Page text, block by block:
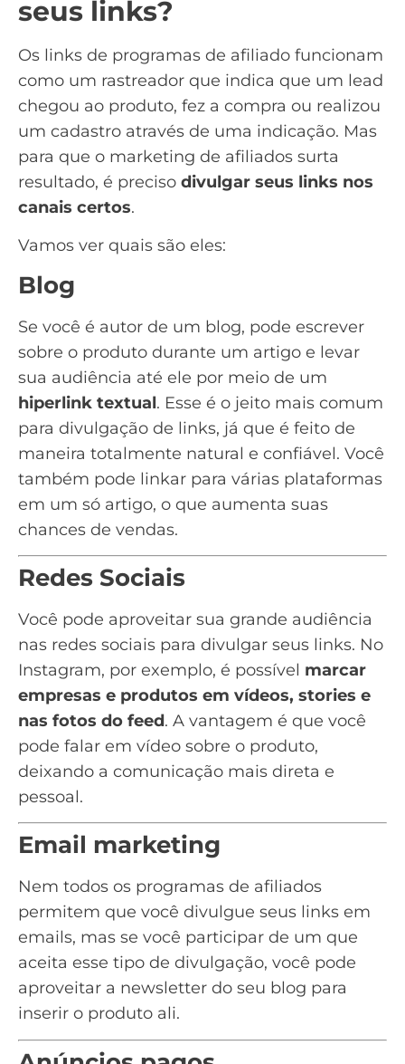
seus links?
Os links de programas de afiliado funcionam
como um rastreador que indica que um lead
chegou ao produto, fez a compra ou realizou
um cadastro através de uma indicação. Mas
para que o marketing de afiliados surta
resultado, é preciso divulgar seus links nos
canais certos.
Vamos ver quais são eles:
Blog
Se você é autor de um blog, pode escrever
sobre o produto durante um artigo e levar
sua audiência até ele por meio de um
hiperlink textual. Esse é o jeito mais comum
para divulgação de links, já que é feito de
maneira totalmente natural e confiável. Você
também pode linkar para várias plataformas
em um só artigo, o que aumenta suas
chances de vendas.
Redes Sociais
Você pode aproveitar sua grande audiência
nas redes sociais para divulgar seus links. No
Instagram, por exemplo, é possível marcar
empresas e produtos em vídeos, stories e
nas fotos do feed. A vantagem é que você
pode falar em vídeo sobre o produto,
deixando a comunicação mais direta e
pessoal.
Email marketing
Nem todos os programas de afiliados
permitem que você divulgue seus links em
emails, mas se você participar de um que
aceita esse tipo de divulgação, você pode
aproveitar a newsletter do seu blog para
inserir o produto ali.